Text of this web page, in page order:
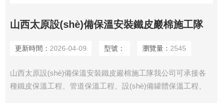
山西太原設(shè)備保溫安裝鐵皮巖棉施工隊
更新時間： 2026-04-09 型號： 瀏覽量： 2545
山西太原設(shè)備保溫安裝鐵皮巖棉施工隊我公司可承接各
種鐵皮保溫工程、管道保溫工程、設(shè)備罐體保溫工程、